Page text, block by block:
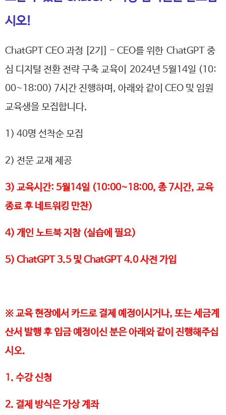
시오!
ChatGPT CEO 과정 [2기] - CEO를 위한 ChatGPT 중
심 디지털 전환 전략 구축 교육이 2024년 5월14일 (10:
00~18:00) 7시간 진행하며, 아래와 같이 CEO 및 임원
교육생을 모집합니다.
1) 40명 선착순 모집
2) 전문 교재 제공
3) 교육시간: 5월14일 (10:00~18:00, 총 7시간, 교육
종료 후 네트워킹 만찬)
4) 개인 노트북 지참 (실습에 필요)
5) ChatGPT 3.5 및 ChatGPT 4.0 사전 가입
※ 교육 현장에서 카드로 결제 예정이시거나, 또는 세금계
산서 발행 후 입금 예정이신 분은 아래와 같이 진행해주십
시오.
1. 수강 신청
2. 결제 방식은 가상 계좌